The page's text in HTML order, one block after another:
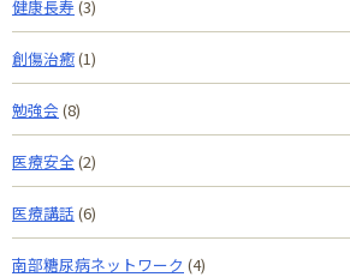
健康長寿(3)
創傷治癒(1)
勉強会 (8)
医療安全(2)
医療講話 (6)
南部糖尿病ネットワーク (4)